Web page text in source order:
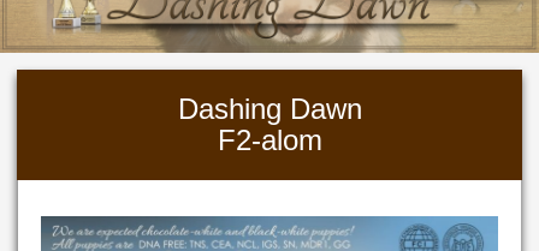
Dashing Dawn
F2-alom